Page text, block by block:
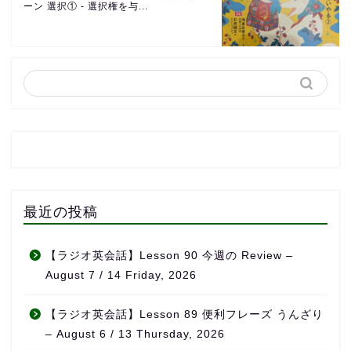
ーン 選択① - 選択権を与...
最近の投稿
【ラジオ英会話】Lesson 90 今週の Review –
August 7 / 14 Friday, 2026
【ラジオ英会話】Lesson 89 便利フレーズ うんざり
– August 6 / 13 Thursday, 2026